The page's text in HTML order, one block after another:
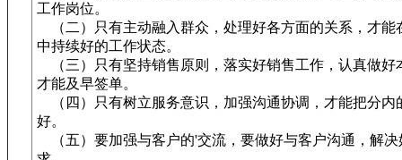
工作岗位。
（二）只有主动融入群众，处理好各方面的关系，才能
中持续好的工作状态。
（三）只有坚持销售原则，落实好销售工作，认真做好
才能及早签单。
（四）只有树立服务意识，加强沟通协调，才能把分内
好。
（五）要加强与客户的'交流，要做好与客户沟通，解决